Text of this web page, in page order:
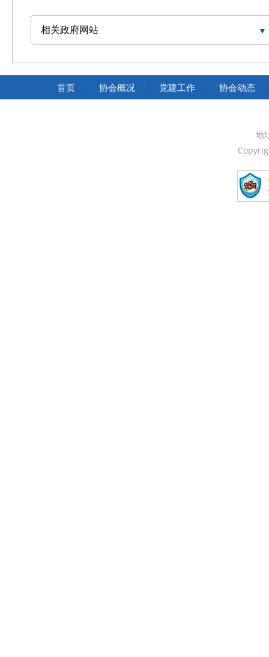
相关政府网站
中华人民共和国交通运输部
中华人民共和国国家发展和改革委员会
中华人民共和国中央人民政府
首页 协会概况 党建工作 协会动态
地